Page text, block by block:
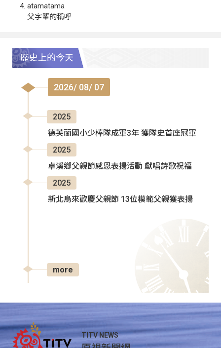
atamatama
父字輩的稱呼
歷史上的今天
2026/ 08/ 07
2025
德芙蘭國小少棒隊成軍3年 獲隊史首座冠軍
2025
卓溪鄉父親節感恩表揚活動 獻唱詩歌祝福
2025
新北烏來歡慶父親節 13位模範父親獲表揚
more
TITV NEWS